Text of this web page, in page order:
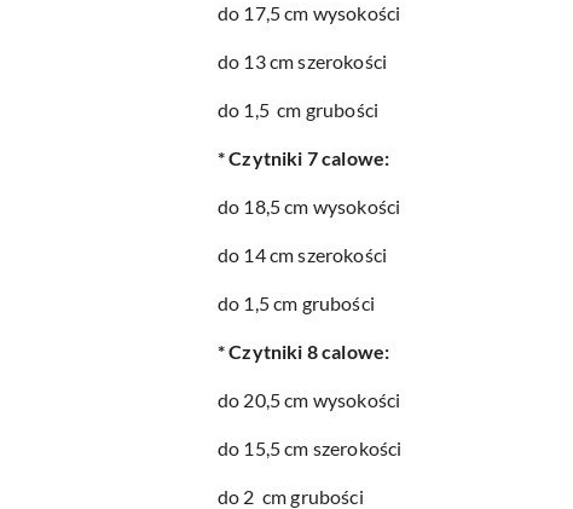
do 17,5 cm wysokości
do 13 cm szerokości
do 1,5 cm grubości
* Czytniki 7 calowe:
do 18,5 cm wysokości
do 14 cm szerokości
do 1,5 cm grubości
* Czytniki 8 calowe:
do 20,5 cm wysokości
do 15,5 cm szerokości
do 2 cm grubości